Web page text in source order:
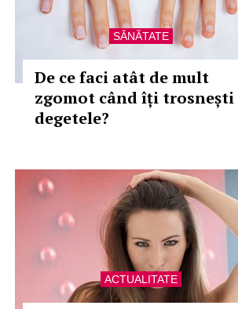
SĂNĂTATE
De ce faci atât de mult
zgomot când îți trosnești
degetele?
ACTUALITATE